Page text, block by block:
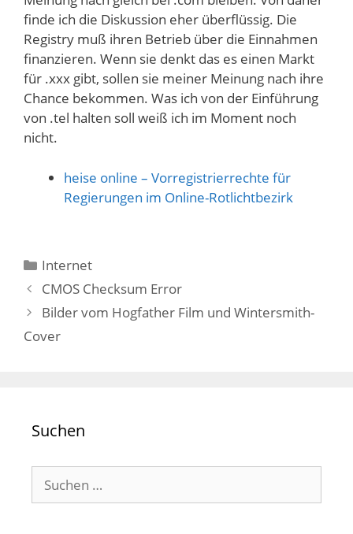
finde ich die Diskussion eher überflüssig. Die
Registry muß ihren Betrieb über die Einnahmen
finanzieren. Wenn sie denkt das es einen Markt
für .xxx gibt, sollen sie meiner Meinung nach ihre
Chance bekommen. Was ich von der Einführung
von .tel halten soll weiß ich im Moment noch
nicht.
heise online – Vorregistrierrechte für
Regierungen im Online-Rotlichtbezirk
Kategorien
Internet
CMOS Checksum Error
Bilder vom Hogfather Film und Wintersmith-
Cover
Suchen
Suchen
nach: